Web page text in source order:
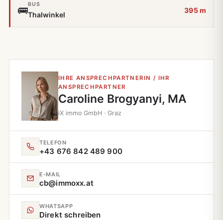
🚌
BUS
Thalwinkel
395 m
IHRE ANSPRECHPARTNERIN / IHR
ANSPRECHPARTNER
Caroline Brogyanyi, MA
iX immo GmbH · Graz
TELEFON
+43 676 842 489 900
E‑MAIL
cb@immoxx.at
WHATSAPP
Direkt schreiben